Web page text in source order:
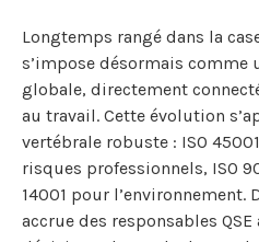
Longtemps rangé dans la
s’impose désormais comme
globale, directement
au travail. Cette évolution
vertébrale robuste : ISO
risques professionnels, ISO
14001 pour l’environnement.
accrue des responsables